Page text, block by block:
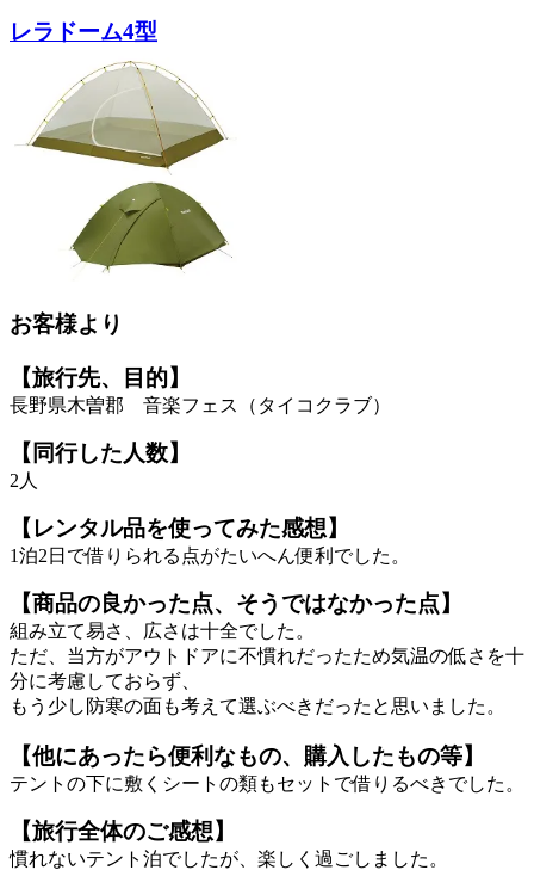
レラドーム4型
お客様より
【旅行先、目的】
長野県木曽郡 音楽フェス（タイコクラブ）
【同行した人数】
2人
【レンタル品を使ってみた感想】
1泊2日で借りられる点がたいへん便利でした。
【商品の良かった点、そうではなかった点】
組み立て易さ、広さは十全でした。
ただ、当方がアウトドアに不慣れだったため気温の低さを十
分に考慮しておらず、
もう少し防寒の面も考えて選ぶべきだったと思いました。
【他にあったら便利なもの、購入したもの等】
テントの下に敷くシートの類もセットで借りるべきでした。
【旅行全体のご感想】
慣れないテント泊でしたが、楽しく過ごしました。